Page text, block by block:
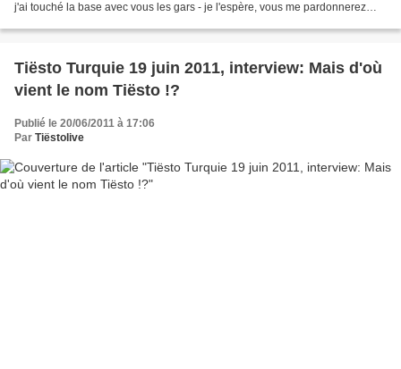
j'ai touché la base avec vous les gars - je l'espère, vous me pardonnerez
Tiësto Turquie 19 juin 2011, interview: Mais d'où
vient le nom Tiësto !?
Publié le 20/06/2011 à 17:06
Par Tiëstolive